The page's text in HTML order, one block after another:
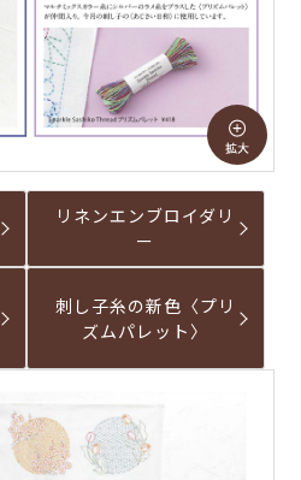
リネンエンブロイダリ
ー
刺し子糸の新色〈プリ
ズムパレット〉